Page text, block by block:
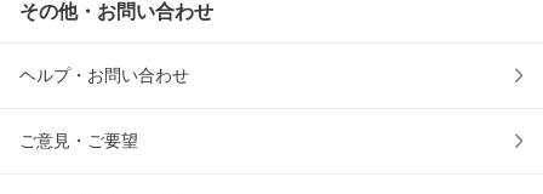
その他・お問い合わせ
ヘルプ・お問い合わせ
ご意見・ご要望